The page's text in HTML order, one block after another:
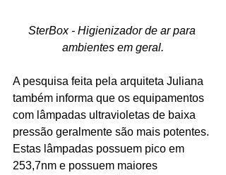
SterBox - Higienizador de ar para
ambientes em geral.
A pesquisa feita pela arquiteta Juliana
também informa que os equipamentos
com lâmpadas ultravioletas de baixa
pressão geralmente são mais potentes.
Estas lâmpadas possuem pico em
253,7nm e possuem maiores